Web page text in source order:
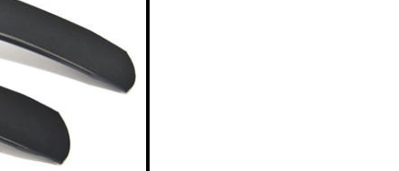
・
ツ・
パーツ
ンション_
ン_パーツ